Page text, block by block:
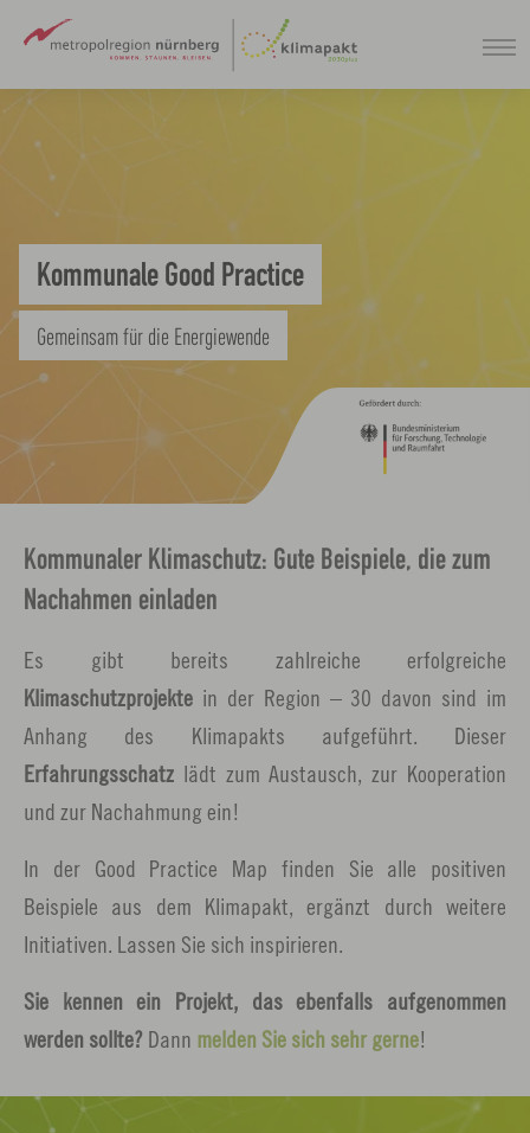
Zum
Hauptinhalt
springen
Kommunale Good Practice
Gemeinsam für die Energiewende
Kommunaler Klimaschutz: Gute Beispiele, die zum
Nachahmen einladen
Es gibt bereits zahlreiche erfolgreiche
Klimaschutzprojekte in der Region – 30 davon sind im
Anhang des Klimapakts aufgeführt. Dieser
Erfahrungsschatz lädt zum Austausch, zur Kooperation
und zur Nachahmung ein!
In der Good Practice Map finden Sie alle positiven
Beispiele aus dem Klimapakt, ergänzt durch weitere
Initiativen. Lassen Sie sich inspirieren.
Sie kennen ein Projekt, das ebenfalls aufgenommen
werden sollte? Dann melden Sie sich sehr gerne!